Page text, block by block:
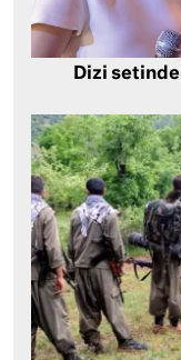
Dizi setinde